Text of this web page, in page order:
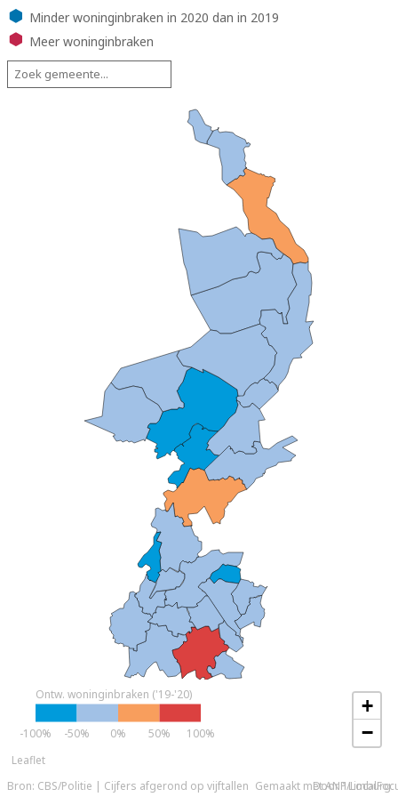
Minder woninginbraken in 2020 dan in 2019
Meer woninginbraken
Bron: CBS/Politie | Cijfers afgerond op vijftallen Door 1Limburg
Gemaakt met ANP/
Leaflet
+
−
Ontw. woninginbraken ('19-'20)
-100% -50% 0% 50% 100%